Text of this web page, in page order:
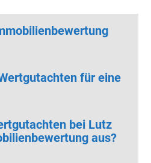
für eine
bei Lutz
aus?